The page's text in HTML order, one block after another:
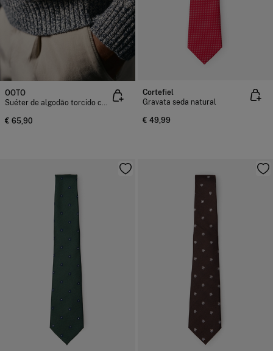
OOTO
€ 65,90
Cortefiel
Gravata seda natural
€ 49,99